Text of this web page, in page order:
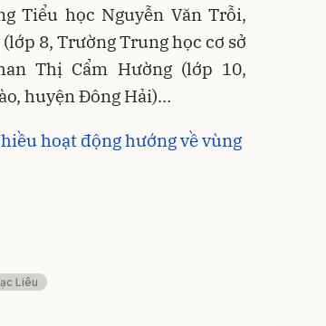
Tiểu học Nguyễn Văn Trỗi,
8, Trường Trung học cơ sở
Thị Cẩm Hường (lớp 10,
huyện Đông Hải)…
hoạt động hướng về vùng
Liêu